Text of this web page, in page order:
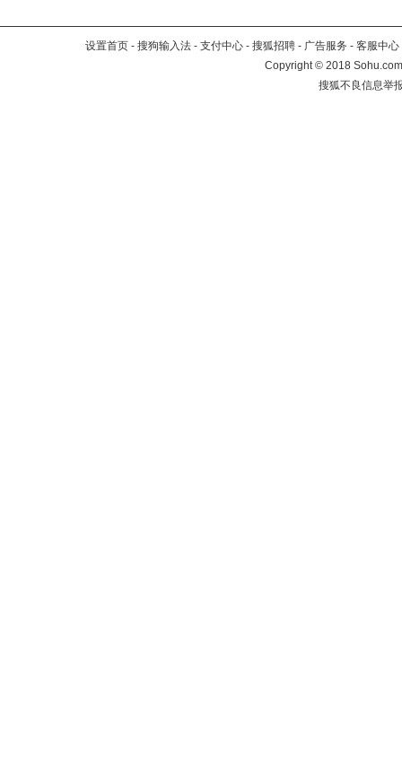
设置首页 - 搜狗输入法 - 支付中心 - 搜狐招聘 - 广告服务 - 客服中心
Copyright©2018
搜狐不良信息举